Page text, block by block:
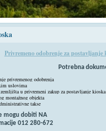
Privremeno odobrenje za
Potrebna
privremenog odobrenja
uslovima
u privremeni zakup za postavljanje kioska
montažnog objekta
takse
mogu dobiti NA
012 280-672